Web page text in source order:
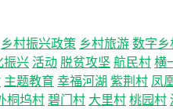
乡村振兴政策 乡村旅游 数字乡
振兴 活动 脱贫攻坚 航民村 横
主题教育 幸福河湖 紫荆村 凤
桐坞村 碧门村 大里村 桃园村